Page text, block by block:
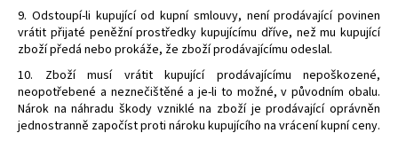
9. Odstoupí-li kupující od kupní smlouvy, není prodávající povinen
vrátit přijaté peněžní prostředky kupujícímu dříve, než mu kupující
zboží předá nebo prokáže, že zboží prodávajícímu odeslal.
10. Zboží musí vrátit kupující prodávajícímu nepoškozené,
neopotřebené a neznečištěné a je-li to možné, v původním obalu.
Nárok na náhradu škody vzniklé na zboží je prodávající oprávněn
jednostranně započíst proti nároku kupujícího na vrácení kupní ceny.